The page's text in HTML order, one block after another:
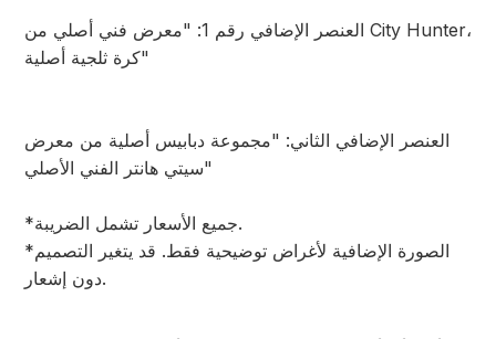
العنصر الإضافي رقم 1: "معرض فني أصلي من City Hunter،
كرة ثلجية أصلية"
العنصر الإضافي الثاني: "مجموعة دبابيس أصلية من معرض
سيتي هانتر الفني الأصلي"
*جميع الأسعار تشمل الضريبة.
*الصورة الإضافية لأغراض توضيحية فقط. قد يتغير التصميم
دون إشعار.